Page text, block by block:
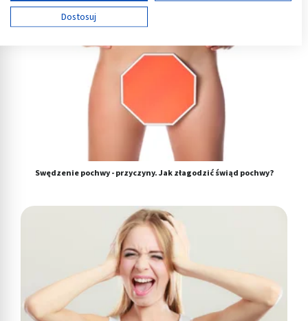
Swędzenie pochwy - przyczyny. Jak złagodzić świąd pochwy?
Używamy Twoich danych w następujących celach:
Cele przetwarzania IAB:
Przechowywanie informacji na urządzeniu lub
Wykorzystywanie ograniczonych danych do
wyboru reklam
Tworzenie profili w celu spersonalizowanych
Wykorzystanie profili do wyboru
spersonalizowanych reklam
Tworzenie profili w celu personalizacji treści
Wykorzystywanie profili w celu doboru
spersonalizowanych treści
Pomiar efektywności reklam
Pomiar efektywności treści
Dostosuj